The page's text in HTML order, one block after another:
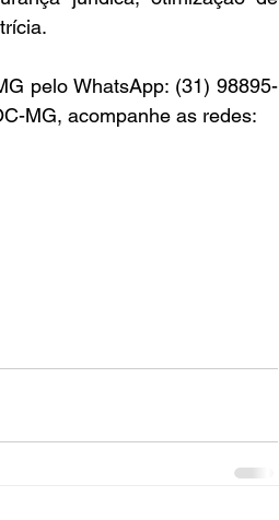
pelo WhatsApp: (31) 98895-
MG, acompanhe as redes: